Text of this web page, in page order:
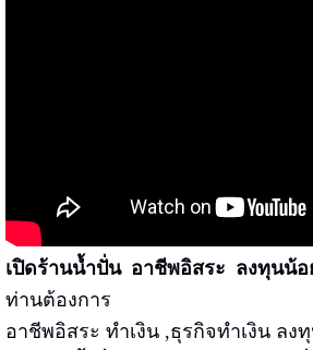
เปิดร้านน้ำปั่น อาชีพอิสระ ลงทุนน้อ
ท่านต้องการ
อาชีพอิสระ ทำเงิน ,ธุรกิจทำเงิน ลง